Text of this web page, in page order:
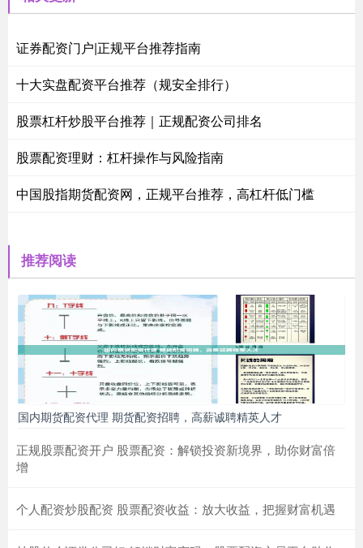
证券配资门户|正规平台推荐指南
十大实盘配资平台推荐（规安全排行）
股票杠杆炒股平台推荐｜正规配资公司排名
股票配资理财：杠杆操作与风险指南
中国股指期货配资网，正规平台推荐，高杠杆低门槛
推荐阅读
国内期货配资代理 期货配资招聘，高薪诚聘精英人才
正规股票配资开户 股票配资：解锁投资新境界，助你财富倍
增
个人配资炒股配资 股票配资收益：放大收益，把握财富机遇